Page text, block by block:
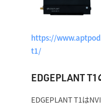
https://
t1/
EDGEPLANT
EDGEPLANT T1は